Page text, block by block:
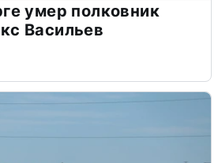
умер полковник
Васильев